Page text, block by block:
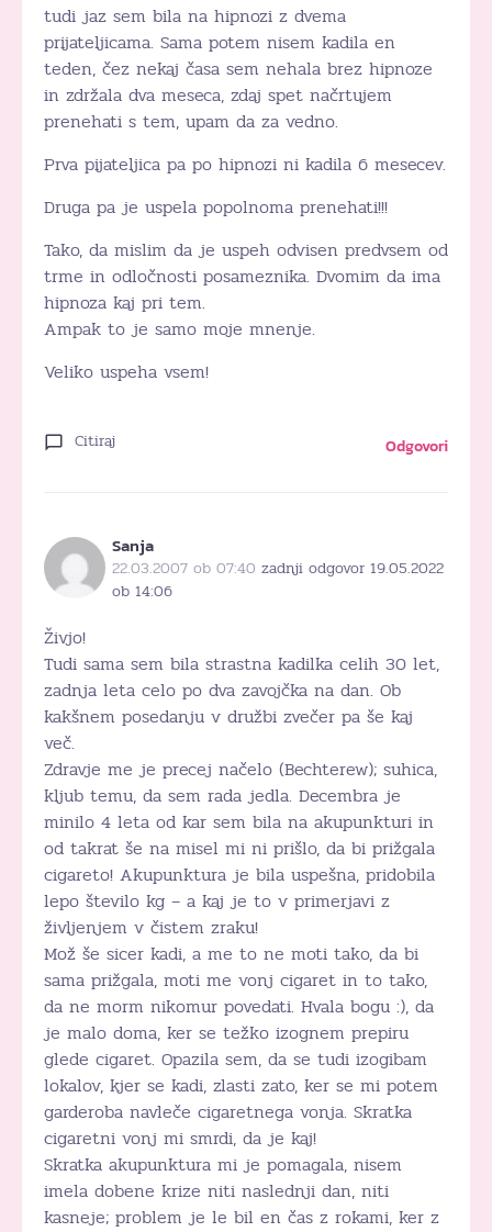
tudi jaz sem bila na hipnozi z dvema
prijateljicama. Sama potem nisem kadila en
teden, čez nekaj časa sem nehala brez hipnoze
in zdržala dva meseca, zdaj spet načrtujem
prenehati s tem, upam da za vedno.
Prva pijateljica pa po hipnozi ni kadila 6 mesecev.
Druga pa je uspela popolnoma prenehati!!!
Tako, da mislim da je uspeh odvisen predvsem od
trme in odločnosti posameznika. Dvomim da ima
hipnoza kaj pri tem.
Ampak to je samo moje mnenje.
Veliko uspeha vsem!
Citiraj Odgovori
Sanja
22.03.2007 ob 07:40 zadnji odgovor 19.05.2022
ob 14:06
Živjo!
Tudi sama sem bila strastna kadilka celih 30 let,
zadnja leta celo po dva zavojčka na dan. Ob
kakšnem posedanju v družbi zvečer pa še kaj
več.
Zdravje me je precej načelo (Bechterew); suhica,
kljub temu, da sem rada jedla. Decembra je
minilo 4 leta od kar sem bila na akupunkturi in
od takrat še na misel mi ni prišlo, da bi prižgala
cigareto! Akupunktura je bila uspešna, pridobila
lepo število kg – a kaj je to v primerjavi z
življenjem v čistem zraku!
Mož še sicer kadi, a me to ne moti tako, da bi
sama prižgala, moti me vonj cigaret in to tako,
da ne morm nikomur povedati. Hvala bogu :), da
je malo doma, ker se težko izognem prepiru
glede cigaret. Opazila sem, da se tudi izogibam
lokalov, kjer se kadi, zlasti zato, ker se mi potem
garderoba navleče cigaretnega vonja. Skratka
cigaretni vonj mi smrdi, da je kaj!
Skratka akupunktura mi je pomagala, nisem
imela dobene krize niti naslednji dan, niti
kasneje; problem je le bil en čas z rokami, ker z